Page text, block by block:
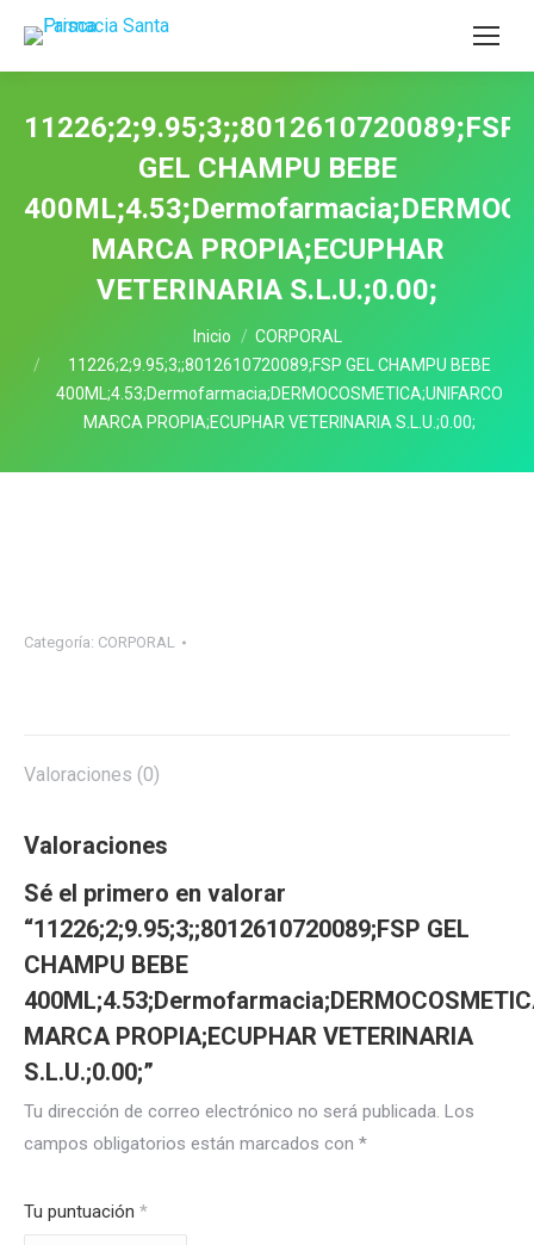
11226;2;9.95;3;;8012610720089;FSP
GEL CHAMPU BEBE
MARCA PROPIA;ECUPHAR
VETERINARIA S.L.U.;0.00;
Inicio
CORPORAL
11226;2;9.95;3;;8012610720089;FSP GEL CHAMPU BEBE
400ML;4.53;Dermofarmacia;DERMOCOSMETICA;UNIFARCO
MARCA PROPIA;ECUPHAR VETERINARIA S.L.U.;0.00;
Categoría: CORPORAL
Valoraciones (0)
Valoraciones
Sé el primero en valorar
“11226;2;9.95;3;;8012610720089;FSP GEL
CHAMPU BEBE
MARCA PROPIA;ECUPHAR VETERINARIA
S.L.U.;0.00;”
Tu dirección de correo electrónico no será publicada. Los
campos obligatorios están marcados con *
Tu puntuación *